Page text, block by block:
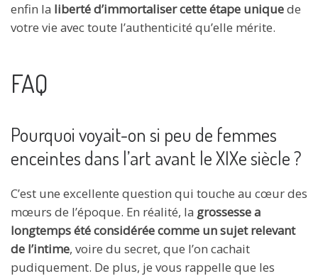
enfin la liberté d’immortaliser cette étape uniquede
votre vie avec toute l’authenticité qu’elle mérite.
FAQ
Pourquoi voyait-on si peu de femmes
enceintes dans l’art avant le XIXe siècle ?
C’est une excellente question qui touche au cœur des
mœurs de l’époque. En réalité, la grossesse a
longtemps été considérée comme un sujet relevant
de l’intime, voire du secret, que l’on cachait
pudiquement. De plus, je vous rappelle que les